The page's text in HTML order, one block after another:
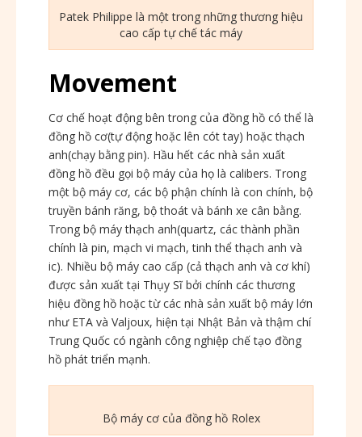
Patek Philippe là một trong những thương hiệu
cao cấp tự chế tác máy
Movement
Cơ chế hoạt động bên trong của đồng hồ có thể là
đồng hồ cơ(tự động hoặc lên cót tay) hoặc thạch
anh(chạy bằng pin). Hầu hết các nhà sản xuất
đồng hồ đều gọi bộ máy của họ là calibers. Trong
một bộ máy cơ, các bộ phận chính là con chính, bộ
truyền bánh răng, bộ thoát và bánh xe cân bằng.
Trong bộ máy thạch anh(quartz, các thành phần
chính là pin, mạch vi mạch, tinh thể thạch anh và
ic). Nhiều bộ máy cao cấp (cả thạch anh và cơ khí)
được sản xuất tại Thụy Sĩ bởi chính các thương
hiệu đồng hồ hoặc từ các nhà sản xuất bộ máy lớn
như ETA và Valjoux, hiện tại Nhật Bản và thậm chí
Trung Quốc có ngành công nghiệp chế tạo đồng
hồ phát triển mạnh.
Bộ máy cơ của đồng hồ Rolex